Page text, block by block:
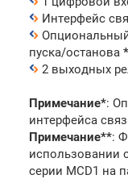
Интерфейс
пуска/останова
2 выходных
Примечание*:
интерфейса
Примечание**:
использовании
серии MCD1 на